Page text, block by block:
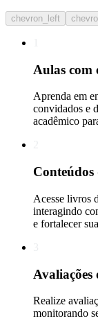
chevron_left
Aulas com
Aprenda em
convidados e
acadêmico
Acesse livros
interagindo
e fortalecer
Realize
monitorando